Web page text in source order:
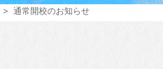
通常開校のお知らせ